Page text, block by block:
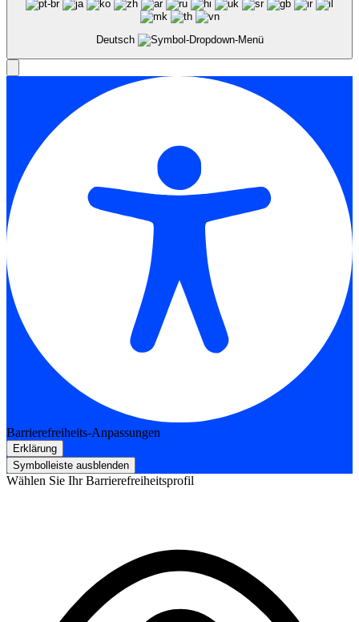
Deutsch
Barrierefreiheits-Anpassungen
Erklärung
Symbolleiste ausblenden
Wählen Sie Ihr Barrierefreiheitsprofil